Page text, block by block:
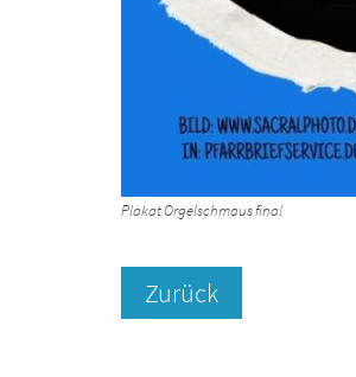
Plakat Orgelschmaus final
Zurück